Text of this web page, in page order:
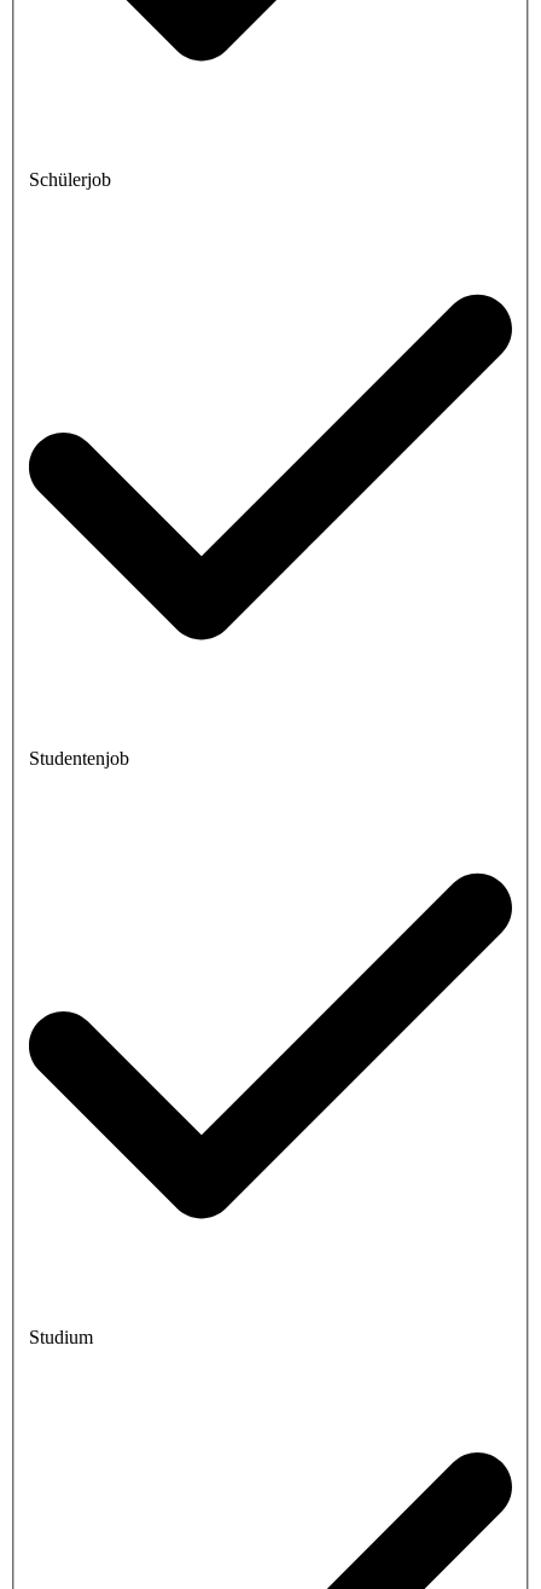
Schülerjob
Studentenjob
Studium